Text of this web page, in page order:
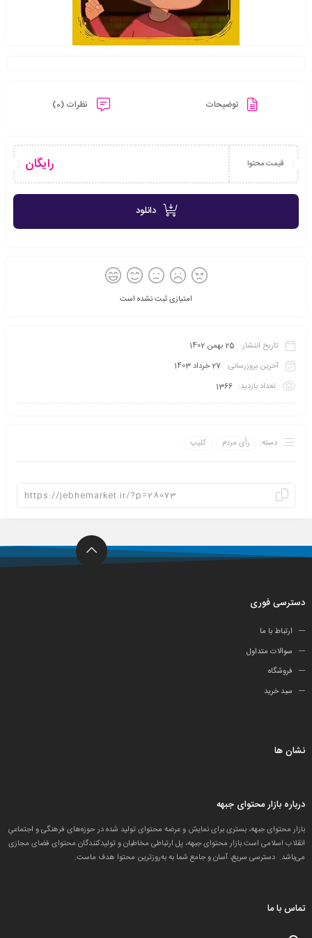
توضیحات نظرات (0)
قیمت محتوا رایگان
دانلود
امتیازی ثبت نشده است
تاریخ انتشار: 25 بهمن 1402
آخرین بروزرسانی: 27 خرداد 1403
تعداد بازدید: 1366
دسته: رأی مردم کلیپ
دسترسی فوری
ارتباط با ما
سوالات متداول
فروشگاه
سبد خرید
نشان ها
درباره بازار محتوای جبهه
بازار محتوای جبهه، بستری برای نمایش و عرضه محتوای تولید شده در حوزه‌های فرهنگی و اجتماعیِ
انقلاب اسلامی است.بازار محتوای جبهه، پل ارتباطی مخاطبان و تولید‌کنندگان محتوای فضای مجازی
می‌باشد. دسترسی سریع، آسان و جامع شما به به‌روزترین محتوا هدف ماست.
تماس با ما